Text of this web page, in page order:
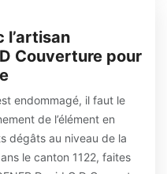
l’artisan
Couverture pour
endommagé, il faut le
de l’élément en
dégâts au niveau de la
le canton 1122, faites